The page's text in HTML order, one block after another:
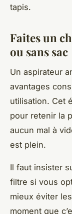
tapis.
Faites un
ou sans sac
Un aspirateur
avantages
utilisation. Cet
pour retenir la
aucun mal à
est plein.
Il faut insister
filtre si vous
mieux éviter
moment que